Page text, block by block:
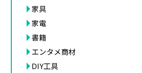
家具
家電
書籍
エンタメ商材
DIY工具